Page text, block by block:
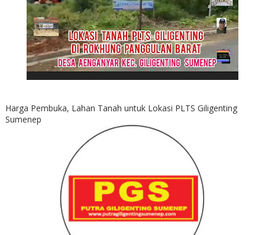
Harga Pembuka, Lahan Tanah untuk Lokasi PLTS Giligenting
Sumenep